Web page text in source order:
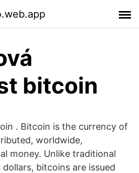
bitcoin
. Bitcoin is the currency of
worldwide,
money. Unlike traditional
bitcoins are issued